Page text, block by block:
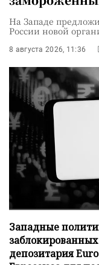
На Западе
России новой
8 августа 2026, 11:36
Западные
депозитария